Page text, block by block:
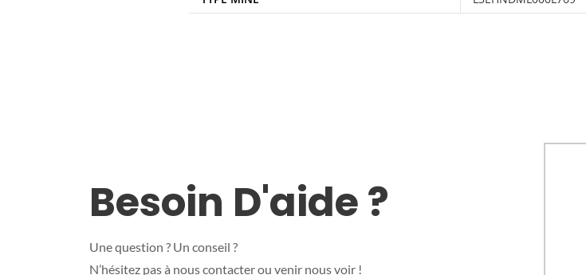
Besoin D'aide ?
Une question ? Un conseil ?
N’hésitez pas à nous contacter ou venir nous voir !